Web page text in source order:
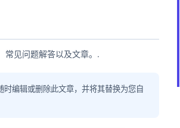
常见问题解答以及文章。.
编辑或删除此文章，并将其替换为您自